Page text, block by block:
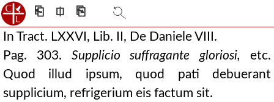
⎗ ⎅ ⎘
In Tract. LXXVI, Lib. II, De Daniele VIII.
Pag. 303. Supplicio suffragante gloriosi,
etc.
Quod illud ipsum, quod pati debuerant
supplicium, refrigerium eis factum sit.